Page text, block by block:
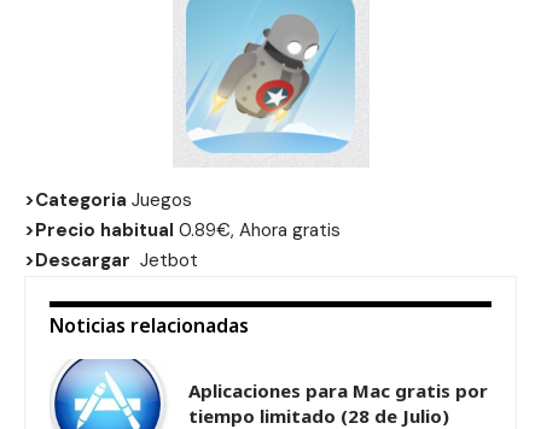
>Categoria Juegos
>Precio habitual 0.89€, Ahora gratis
>Descargar Jetbot
Noticias relacionadas
Aplicaciones para Mac gratis por
tiempo limitado (28 de Julio)